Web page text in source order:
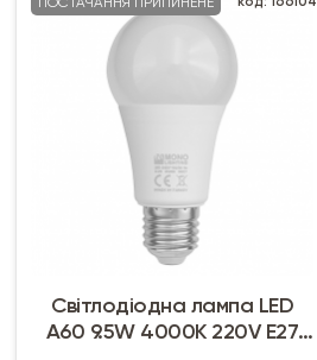
ПОСТАЧАННЯ ПРИПИНЕНЕ
Світлодіодна лампа LED
A60 9.5W 4000K 220V E27